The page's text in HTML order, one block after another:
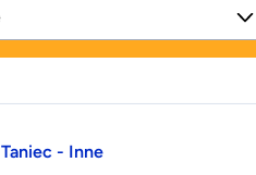
Taniec - Inne